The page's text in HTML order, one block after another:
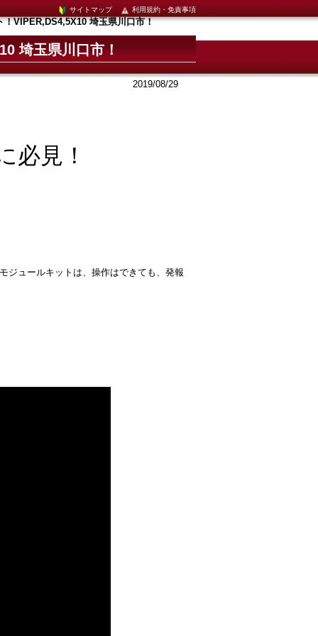
利用規約・免責事項
サイトマップ
VIPER,DS4,5X10 埼玉県川口市！
埼玉県川口市！
2019/08/29
必見！
ジュールキットは、操作はできても、発報